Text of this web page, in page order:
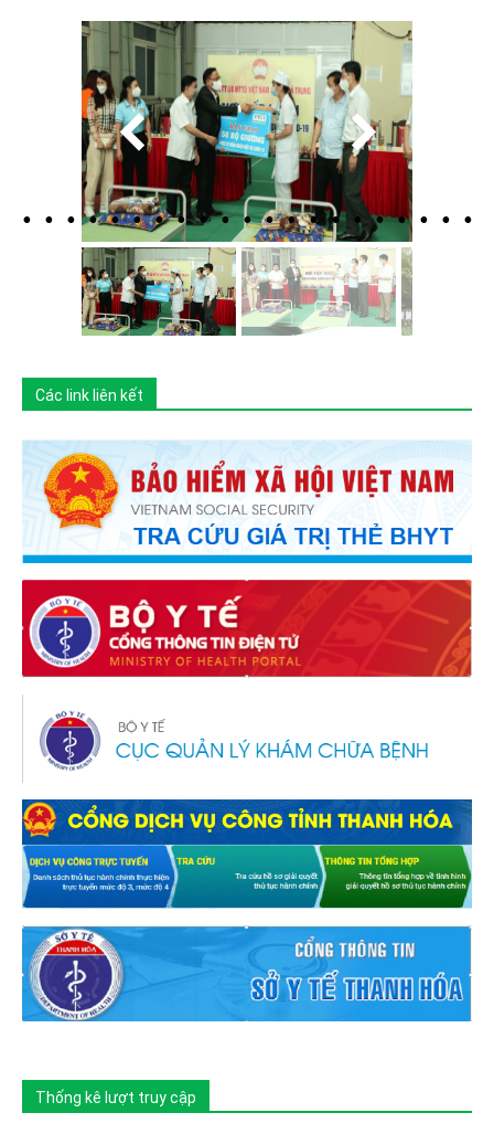
Các link liên kết
Thống kê lượt truy cập